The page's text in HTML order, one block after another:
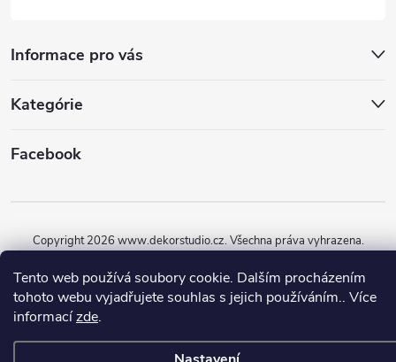
Tento web používá soubory cookie. Dalším procházením
tohoto webu vyjadřujete souhlas s jejich používáním.. Více
informacízde.
Informace pro vás
Kategórie
Facebook
Vytvořil Shoptet
Copyright 2026www.dekorstudio.cz. Všechna práva vyhrazena.